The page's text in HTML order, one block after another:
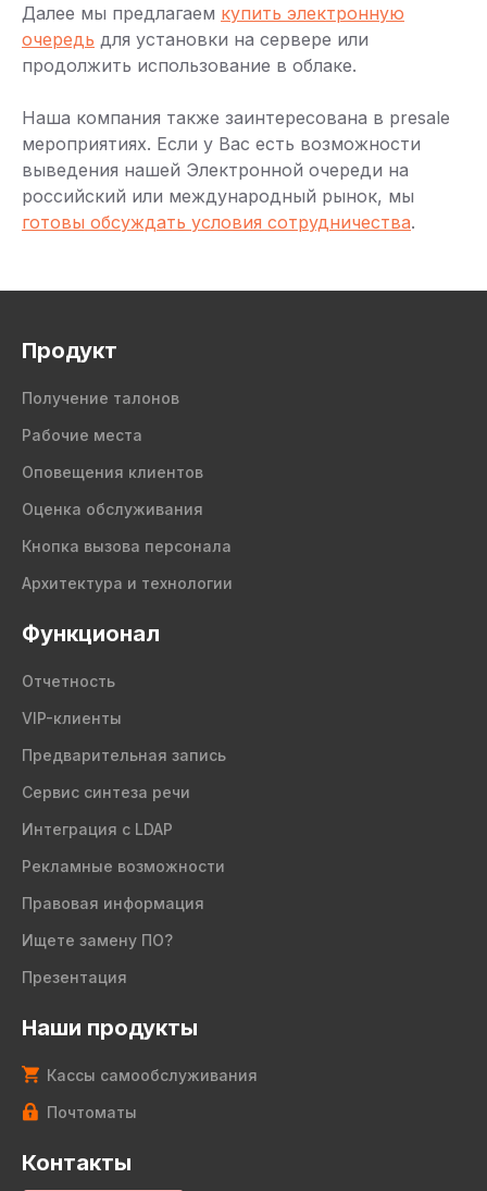
Далее мы предлагаем купить электронную
очередь для установки на сервере или
продолжить использование в облаке.
Наша компания также заинтересована в presale
мероприятиях. Если у Вас есть возможности
выведения нашей Электронной очереди на
российский или международный рынок, мы
готовы обсуждать условия сотрудничества.
Продукт
Получение талонов
Рабочие места
Оповещения клиентов
Оценка обслуживания
Кнопка вызова персонала
Архитектура и технологии
Функционал
Отчетность
VIP-клиенты
Предварительная запись
Сервис синтеза речи
Интеграция с LDAP
Рекламные возможности
Правовая информация
Ищете замену ПО?
Презентация
Наши продукты
Кассы самообслуживания
Почтоматы
Контакты